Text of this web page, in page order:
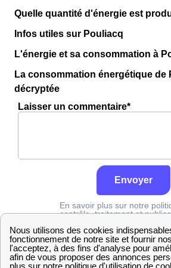
Quelle quantité d'énergie est
Infos utiles sur Pouliacq
L'énergie et sa consommation à
La consommation énergétique de
décryptée
Laisser un commentaire*
Envoyer
En savoir plus sur notre
contrôle, traitement et
Grdf Pyrénées-Atlantiques